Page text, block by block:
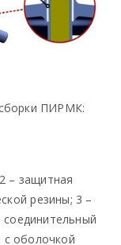
ПИРМК:
– защитная
резины; 3 –
с оболочкой